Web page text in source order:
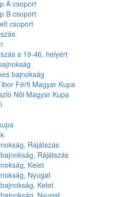
A csoport
B csoport
csoport
a 19-46. helyért
bajnokság
Férfi Magyar Kupa
Női Magyar Kupa
Rájátszás
Rájátszás
Kelet
Nyugat
Kelet
Nyugat